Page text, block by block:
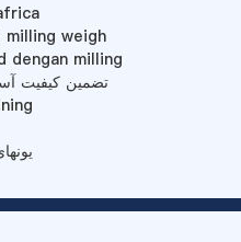
milling weigh
milling
تضمین کیفیت